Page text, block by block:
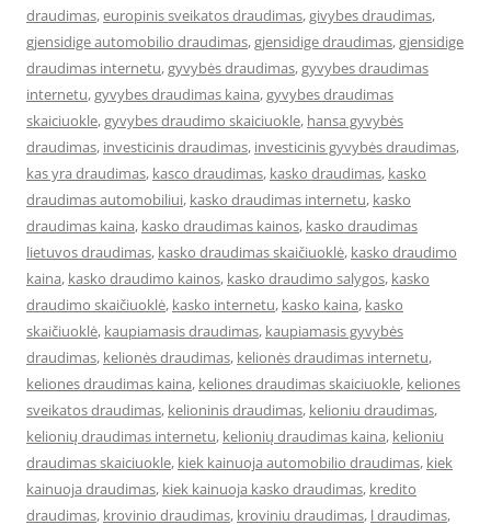
draudimas,europinis sveikatos draudimas,givybes draudimas,
gjensidige automobilio draudimas,gjensidige draudimas,gjensidige
draudimas internetu,gyvybės draudimas,gyvybes draudimas
internetu,gyvybes draudimas kaina,gyvybes draudimas
skaiciuokle,gyvybes draudimo skaiciuokle, hansa gyvybės
draudimas, investicinis draudimas, investicinis gyvybės draudimas,
kas yra draudimas, kasco draudimas, kasko draudimas, kasko
draudimas automobiliui, kasko draudimas internetu, kasko
draudimas kaina, kasko draudimas kainos, kasko draudimas
lietuvos draudimas, kasko draudimas skaičiuoklė, kasko draudimo
kaina, kasko draudimo kainos, kasko draudimo salygos, kasko
draudimo skaičiuoklė, kasko internetu, kasko kaina, kasko
skaičiuoklė, kaupiamasis draudimas, kaupiamasis gyvybės
draudimas, kelionės draudimas, kelionės draudimas internetu,
keliones draudimas kaina, keliones draudimas skaiciuokle, keliones
sveikatos draudimas, kelioninis draudimas, kelioniu draudimas,
kelionių draudimas internetu, kelionių draudimas kaina, kelioniu
draudimas skaiciuokle, kiek kainuoja automobilio draudimas, kiek
kainuoja draudimas, kiek kainuoja kasko draudimas, kredito
draudimas, krovinio draudimas, kroviniu draudimas, l draudimas,